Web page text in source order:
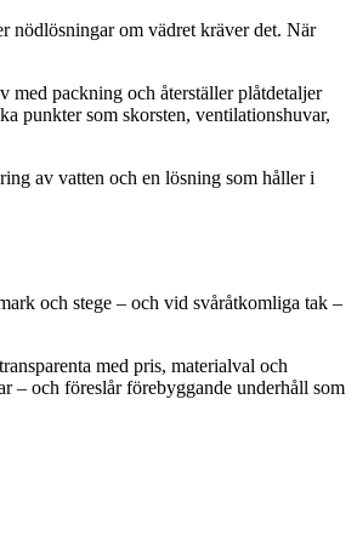
nödlösningar om vädret kräver det. När
med packning och återställer plåtdetaljer
punkter som skorsten, ventilationshuvar,
av vatten och en lösning som håller i
och stege – och vid svåråtkomliga tak –
med pris, materialval och
– och föreslår förebyggande underhåll som